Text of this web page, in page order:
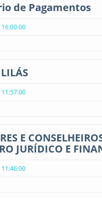
de Pagamentos
E
JURÍDICO E